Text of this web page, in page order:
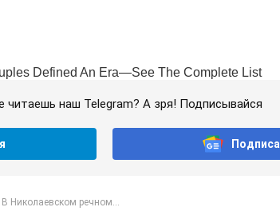
читаешь наш Telegram? А зря! Подписывайся
В Николаевском речном...